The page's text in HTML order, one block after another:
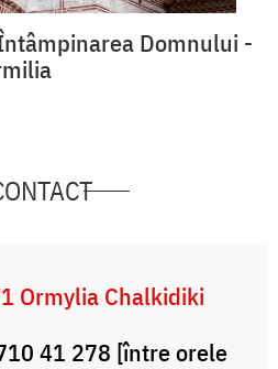
Domnului -
Ormylia Chalkidiki
41 278 [între orele